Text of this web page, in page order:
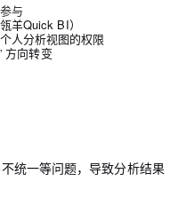
与
羊Quick BI）
人分析视图的权限
方向转变
统一等问题，导致分析结果